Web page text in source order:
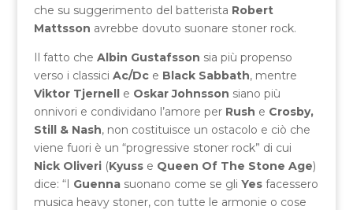
che su suggerimento del batterista Robert
Mattsson avrebbe dovuto suonare stoner rock.
Il fatto che Albin Gustafsson sia più propenso
verso i classici Ac/Dce Black Sabbath, mentre
Viktor Tjernelle Oskar Johnsson siano più
onnivori e condividano l’amore per Rush e Crosby,
Still & Nash, non costituisce un ostacolo e ciò che
viene fuori è un “progressive stoner rock” di cui
Nick Oliveri(Kyusse Queen Of The Stone Age)
dice: “I Guennasuonano come se gli Yesfacessero
musica heavy stoner, con tutte le armonie o cose